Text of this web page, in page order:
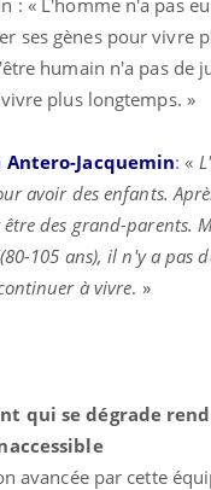
ses gènes pour vivre
humain n'a pas de
plus longtemps. »
Antero-Jacquemin: «
avoir des enfants.
des grand-parents.
(80-105 ans), il n'y a pas
à vivre. »
qui se dégrade rend
avancée par cette